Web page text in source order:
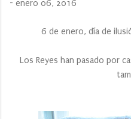
- enero 06, 2016
6 de enero, día de
Los Reyes han pasado por